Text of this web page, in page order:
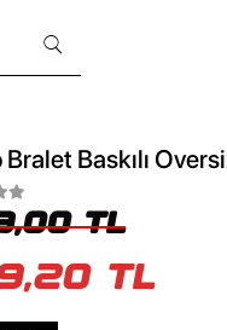
Bralet Baskılı
TL
TL